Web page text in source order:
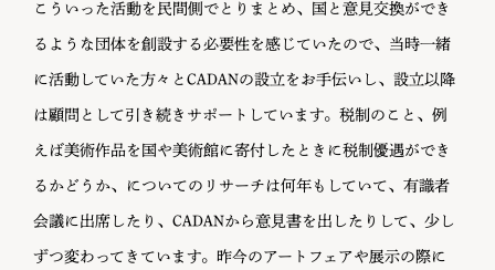
こういった活動を民間側でとりまとめ、国と意見交換ができ
るような団体を創設する必要性を感じていたので、当時一緒
に活動していた方々とCADANの設立をお手伝いし、設立以降
は顧問として引き続きサポートしています。税制のこと、例
えば美術作品を国や美術館に寄付したときに税制優遇ができ
るかどうか、についてのリサーチは何年もしていて、有識者
会議に出席したり、CADANから意見書を出したりして、少し
ずつ変わってきています。昨今のアートフェアや展示の際に